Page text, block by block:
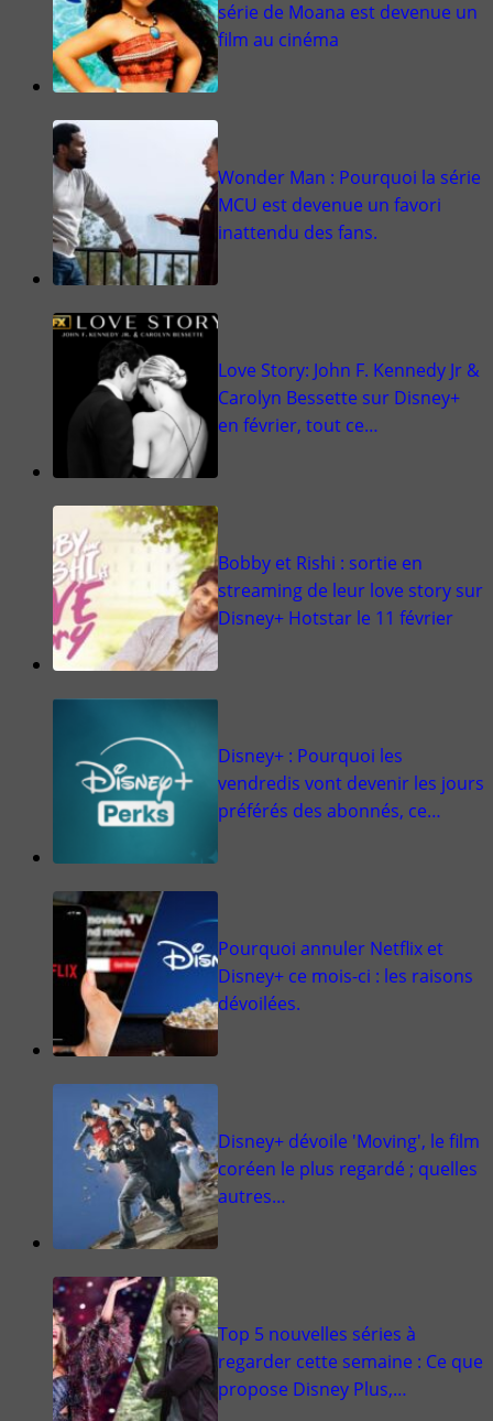
série de Moana est devenue un
film au cinéma
Wonder Man : Pourquoi la série
MCU est devenue un favori
inattendu des fans.
Love Story: John F. Kennedy Jr &
Carolyn Bessette sur Disney+
en février, tout ce…
Bobby et Rishi : sortie en
streaming de leur love story sur
Disney+ Hotstar le 11 février
Disney+ : Pourquoi les
vendredis vont devenir les jours
préférés des abonnés, ce…
Pourquoi annuler Netflix et
Disney+ ce mois-ci : les raisons
dévoilées.
Disney+ dévoile 'Moving', le film
coréen le plus regardé ; quelles
autres…
Top 5 nouvelles séries à
regarder cette semaine : Ce que
propose Disney Plus,…